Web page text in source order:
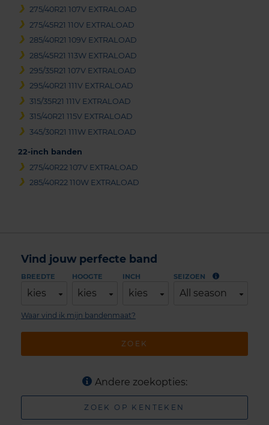
275/40R21 107V EXTRALOAD
275/45R21 110V EXTRALOAD
285/40R21 109V EXTRALOAD
285/45R21 113W EXTRALOAD
295/35R21 107V EXTRALOAD
295/40R21 111V EXTRALOAD
315/35R21 111V EXTRALOAD
315/40R21 115V EXTRALOAD
345/30R21 111W EXTRALOAD
22-inch banden
275/40R22 107V EXTRALOAD
285/40R22 110W EXTRALOAD
Vind jouw perfecte band
BREEDTE
kies
HOOGTE
kies
INCH
kies
SEIZOEN
All season
ZOEK
Waar vind ik mijn bandenmaat?
Andere zoekopties:
ZOEK OP KENTEKEN